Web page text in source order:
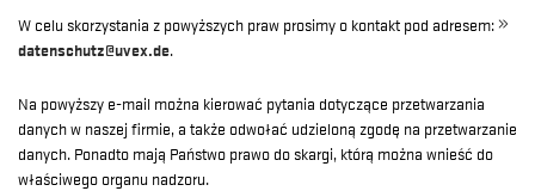
W celu skorzystania z powyższych praw prosimy o kontakt pod adresem:
datenschutz@uvex.de.
Na powyższy e-mail można kierować pytania dotyczące przetwarzania
danych w naszej firmie, a także odwołać udzieloną zgodę na przetwarzanie
danych. Ponadto mają Państwo prawo do skargi, którą można wnieść do
właściwego organu nadzoru.